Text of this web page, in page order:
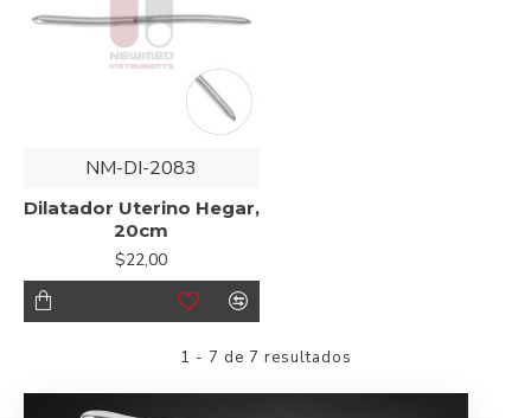
NM-DI-2083
Dilatador Uterino Hegar,
20cm
$22,00
1 - 7 de 7 resultados